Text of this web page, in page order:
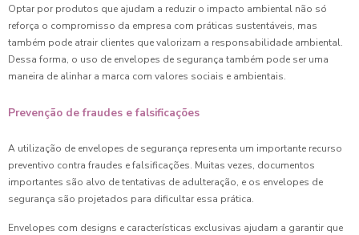
Optar por produtos que ajudam a reduzir o impacto ambiental não só
reforça o compromisso da empresa com práticas sustentáveis, mas
também pode atrair clientes que valorizam a responsabilidade ambiental.
Dessa forma, o uso de envelopes de segurança também pode ser uma
maneira de alinhar a marca com valores sociais e ambientais.
Prevenção de fraudes e falsificações
A utilização de envelopes de segurança representa um importante recurso
preventivo contra fraudes e falsificações. Muitas vezes, documentos
importantes são alvo de tentativas de adulteração, e os envelopes de
segurança são projetados para dificultar essa prática.
Envelopes com designs e características exclusivas ajudam a garantir que